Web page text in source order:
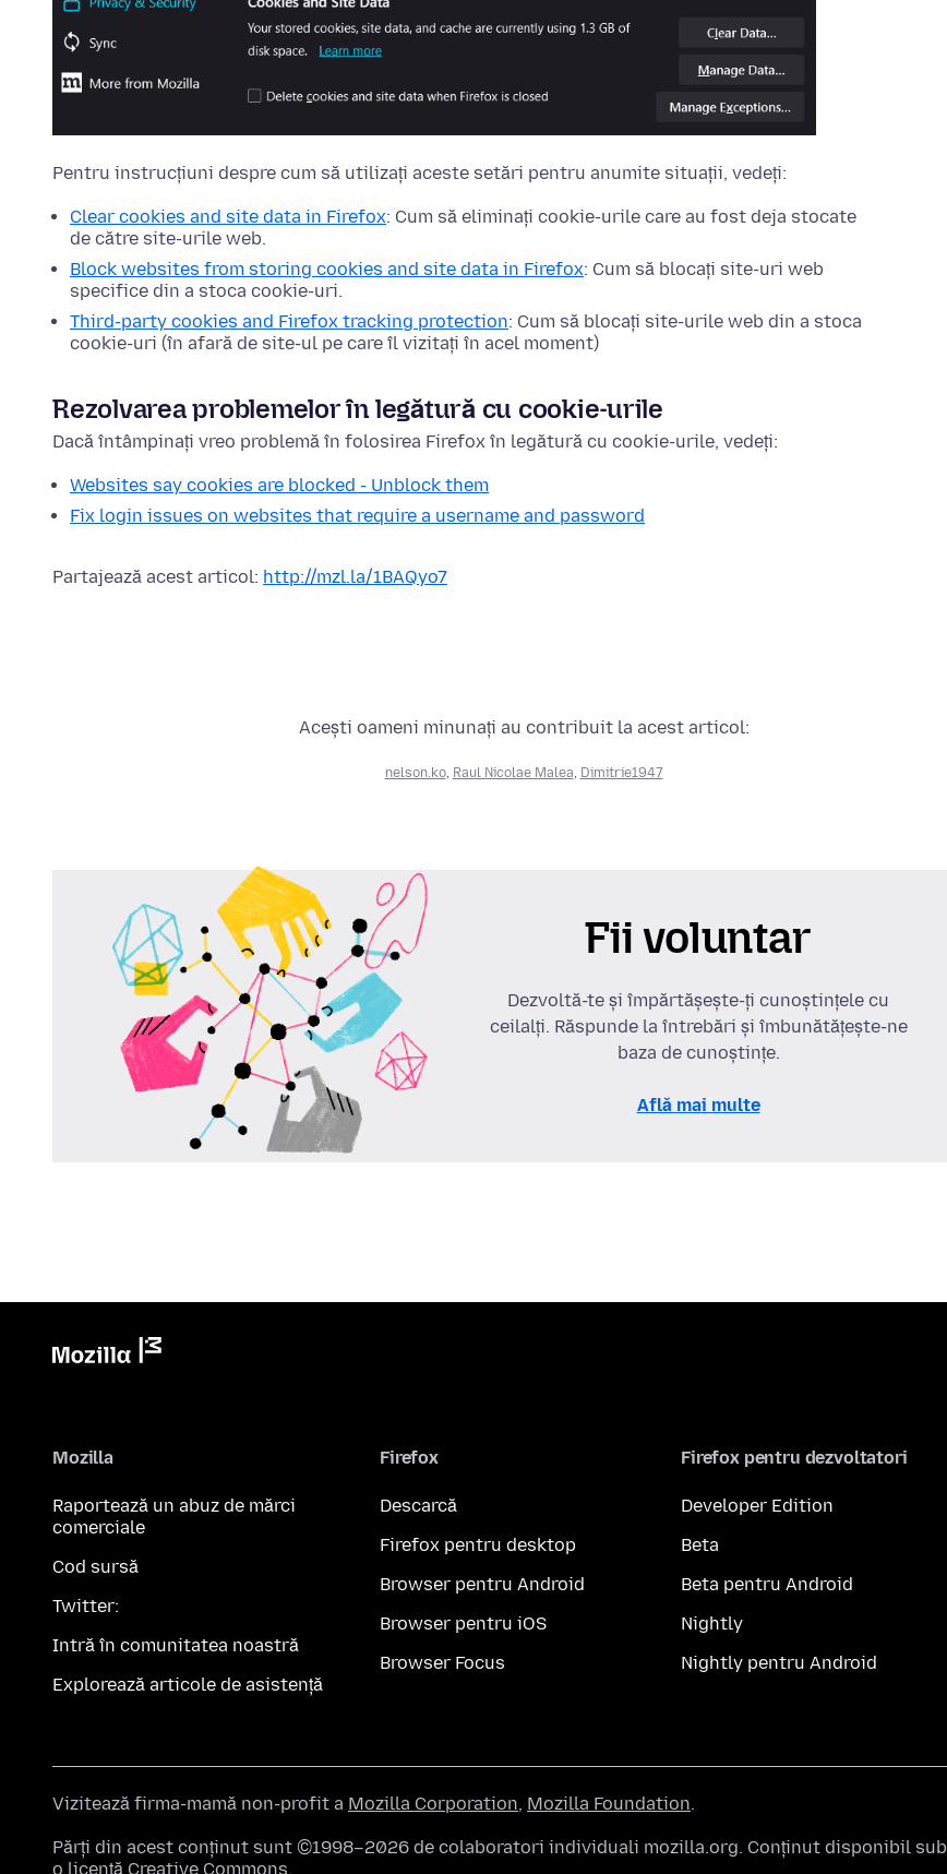
Pentru instrucțiuni despre cum să utilizați aceste setări pentru anumite situații, vedeți:
Clear cookies and site data in Firefox: Cum să eliminați cookie-urile care au fost deja stocate
de către site-urile web.
Block websites from storing cookies and site data in Firefox: Cum să blocați site-uri web
specifice din a stoca cookie-uri.
Third-party cookies and Firefox tracking protection: Cum să blocați site-urile web din a stoca
cookie-uri (în afară de site-ul pe care îl vizitați în acel moment)
Rezolvarea problemelor în legătură cu cookie-urile
Dacă întâmpinați vreo problemă în folosirea Firefox în legătură cu cookie-urile, vedeți:
Websites say cookies are blocked - Unblock them
Fix login issues on websites that require a username and password
Partajează acest articol: http://mzl.la/1BAQyo7
Acești oameni minunați au contribuit la acest articol:
nelson.ko, Raul Nicolae Malea Dimitrie1947
Fii voluntar
Dezvoltă-te și împărtășește-ți cunoștințele cu
ceilalți. Răspunde la întrebări și îmbunătățește-ne
baza de cunoștințe.
Află mai multe
Mozilla
Raportează un abuz de mărci
comerciale
Cod sursă
Twitter:
Intră în comunitatea noastră
Explorează articole de asistență
Firefox
Descarcă
Firefox pentru desktop
Browser pentru Android
Browser pentru iOS
Browser Focus
Firefox pentru dezvoltatori
Developer Edition
Beta
Beta pentru Android
Nightly
Nightly pentru Android
Vizitează firma-mamă non-profit a Mozilla Corporation, Mozilla Foundation.
Părți din acest conținut sunt ©1998–2026 de colaboratori individuali mozilla.org. Conținut disponibil sub
o licență Creative Commons.